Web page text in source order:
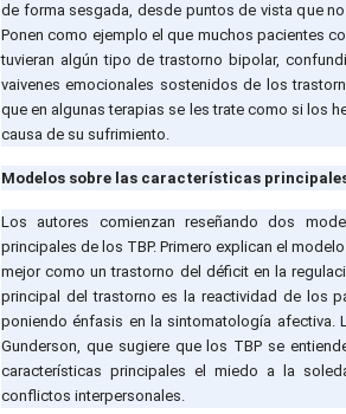
de forma sesgada, desde puntos de vista que
Ponen como ejemplo el que muchos pacientes
tuvieran algún tipo de trastorno bipolar,
vaivenes emocionales sostenidos de los
que en algunas terapias se les trate como si los
causa de su sufrimiento.
Modelos sobre las características
Los autores comienzan reseñando dos
principales de los TBP. Primero explican el
mejor como un trastorno del déficit en la
principal del trastorno es la reactividad de los
poniendo énfasis en la sintomatología afectiva.
Gunderson, que sugiere que los TBP se
características principales el miedo a la
conflictos interpersonales.